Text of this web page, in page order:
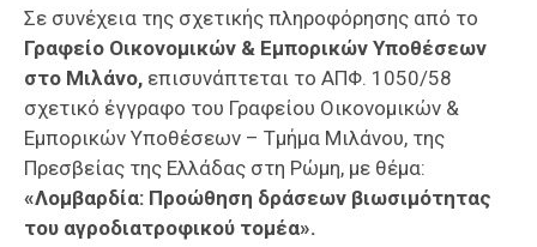
Πιερία
Σε συνέχεια της σχετικής πληροφόρησης από το
Γραφείο Οικονομικών & Εμπορικών Υποθέσεων
στο Μιλάνο, επισυνάπτεται το ΑΠΦ. 1050/58
σχετικό έγγραφο του Γραφείου Οικονομικών &
Εμπορικών Υποθέσεων – Τμήμα Μιλάνου, της
Πρεσβείας της Ελλάδας στη Ρώμη, με θέμα:
«Λομβαρδία: Προώθηση δράσεων βιωσιμότητας
του αγροδιατροφικού τομέα».